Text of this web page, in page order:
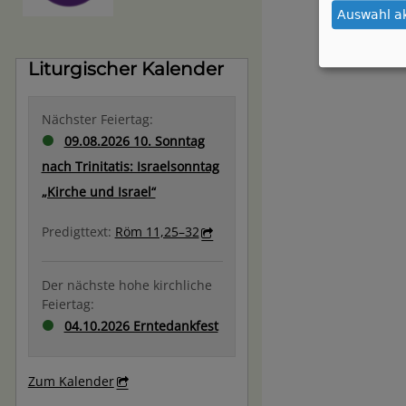
Liturgischer Kalender
Nächster Feiertag:
09.08.2026 10. Sonntag
nach Trinitatis: Israelsonntag
„Kirche und Israel“
Predigttext: Röm 11,25–32
Der nächste hohe kirchliche
Feiertag:
04.10.2026 Erntedankfest
Zum Kalender
Auswahl